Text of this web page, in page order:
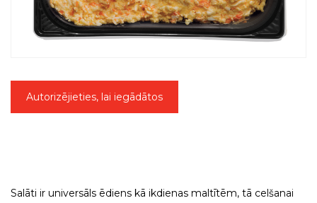
Autorizējieties, lai iegādātos
Salāti ir universāls ēdiens kā ikdienas maltītēm, tā celšanai